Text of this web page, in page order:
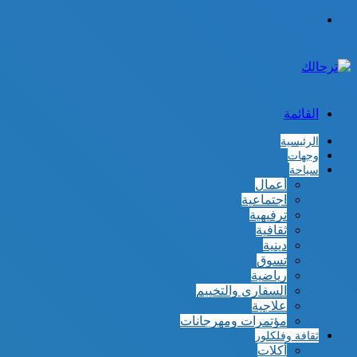
القائمة
الرئيسية
وجهات
سياحة
أعمال
اجتماعية
ترفيهية
ثقافية
دينية
تسوق
رياضية
السفاري والتخييم
علاجية
مؤتمرات ومهرجانات
ثقافة وفلكلور
أكلات